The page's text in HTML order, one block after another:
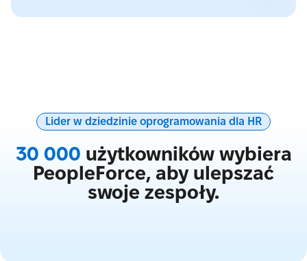
Lider w dziedzinie oprogramowania dla HR
30 000 użytkowników wybiera
PeopleForce, aby ulepszać
swoje zespoły.